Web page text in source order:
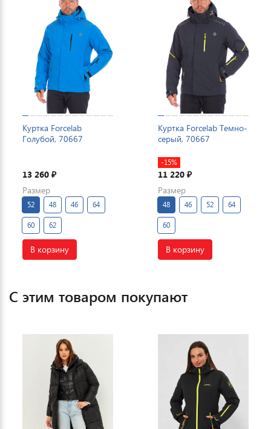
Куртка Forcelab
Голубой, 70667
13 260 ₽
Размер
52 48 46 64
60 62
В корзину
Куртка Forcelab Темно-
серый, 70667
-15%
11 220 ₽
Размер
48 46 52 64
60
В корзину
С этим товаром покупают